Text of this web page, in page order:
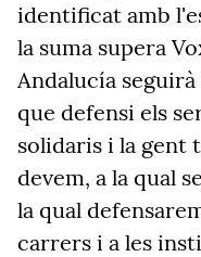
identificat amb
la suma supera
Andalucía seguirà
que defensi els
solidaris i la gent
devem, a la qual
la qual
carrers i a les